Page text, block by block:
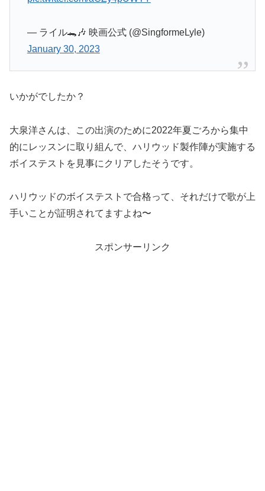
— ライル🐊🎶 映画公式 (@SingformeLyle)
January 30, 2023
いかがでしたか？
大泉洋さんは、この出演のために2022年夏ごろから集中
的にレッスンに取り組んで、ハリウッド製作陣が実施する
ボイステストを見事にクリアしたそうです。
ハリウッドのボイステストで合格って、それだけで歌が上
手いことが証明されてますよね〜
スポンサーリンク